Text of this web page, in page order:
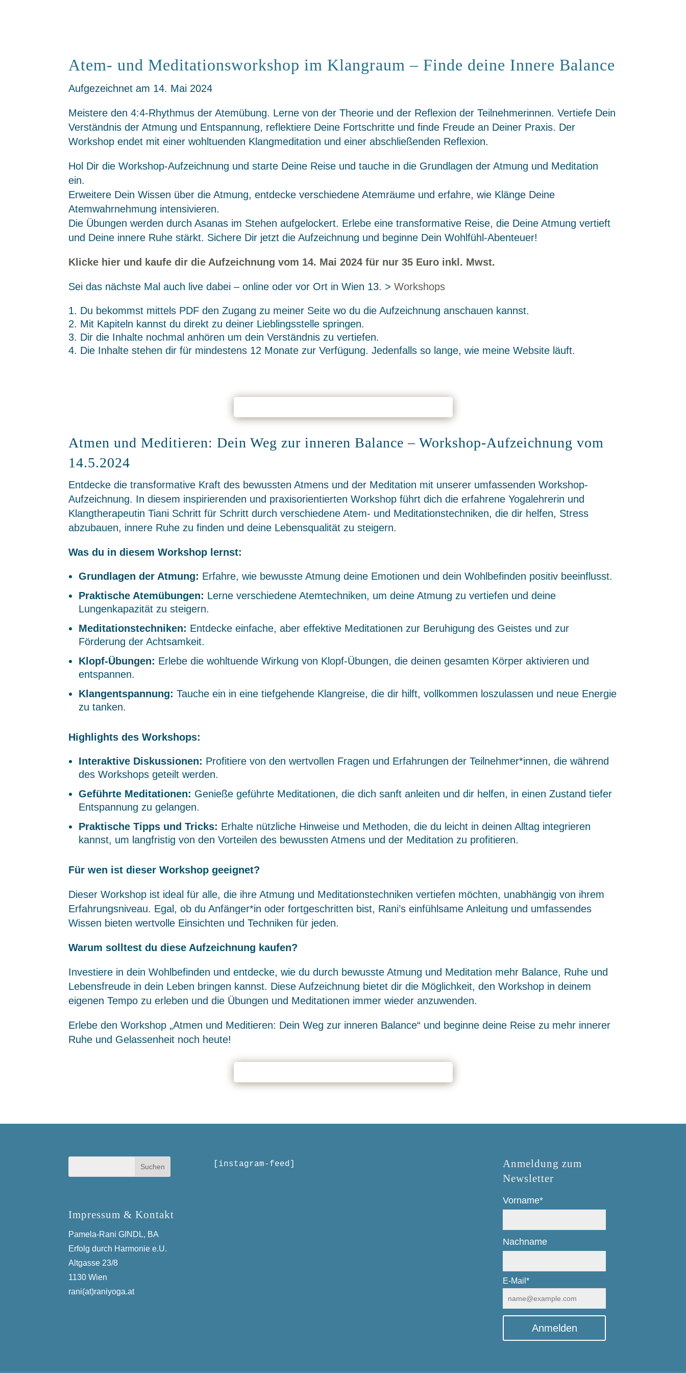
Atem- und Meditationsworkshop im Klangraum – Finde deine Innere Balance
Aufgezeichnet am 14. Mai 2024
Meistere den 4:4-Rhythmus der Atemübung. Lerne von der Theorie und der Reflexion der Teilnehmerinnen. Vertiefe Dein
Verständnis der Atmung und Entspannung, reflektiere Deine Fortschritte und finde Freude an Deiner Praxis. Der
Workshop endet mit einer wohltuenden Klangmeditation und einer abschließenden Reflexion.
Hol Dir die Workshop-Aufzeichnung und starte Deine Reise und tauche in die Grundlagen der Atmung und Meditation
ein.
Erweitere Dein Wissen über die Atmung, entdecke verschiedene Atemräume und erfahre, wie Klänge Deine
Atemwahrnehmung intensivieren.
Die Übungen werden durch Asanas im Stehen aufgelockert. Erlebe eine transformative Reise, die Deine Atmung vertieft
und Deine innere Ruhe stärkt. Sichere Dir jetzt die Aufzeichnung und beginne Dein Wohlfühl-Abenteuer!
Klicke hier und kaufe dir die Aufzeichnung vom 14. Mai 2024 für nur 35 Euro inkl. Mwst.
Sei das nächste Mal auch live dabei – online oder vor Ort in Wien 13. >Workshops
Du bekommst mittels PDF den Zugang zu meiner Seite wo du die Aufzeichnung anschauen kannst.
Mit Kapiteln kannst du direkt zu deiner Lieblingsstelle springen.
Dir die Inhalte nochmal anhören um dein Verständnis zu vertiefen.
Die Inhalte stehen dir für mindestens 12 Monate zur Verfügung. Jedenfalls so lange, wie meine Website läuft.
Atmen und Meditieren: Dein Weg zur inneren Balance – Workshop-Aufzeichnung vom
14.5.2024
Entdecke die transformative Kraft des bewussten Atmens und der Meditation mit unserer umfassenden Workshop-
Aufzeichnung. In diesem inspirierenden und praxisorientierten Workshop führt dich die erfahrene Yogalehrerin und
Klangtherapeutin Tiani Schritt für Schritt durch verschiedene Atem- und Meditationstechniken, die dir helfen, Stress
abzubauen, innere Ruhe zu finden und deine Lebensqualität zu steigern.
Was du in diesem Workshop lernst:
Grundlagen der Atmung: Erfahre, wie bewusste Atmung deine Emotionen und dein Wohlbefinden positiv beeinflusst.
Praktische Atemübungen: Lerne verschiedene Atemtechniken, um deine Atmung zu vertiefen und deine
Lungenkapazität zu steigern.
Meditationstechniken: Entdecke einfache, aber effektive Meditationen zur Beruhigung des Geistes und zur
Förderung der Achtsamkeit.
Klopf-Übungen: Erlebe die wohltuende Wirkung von Klopf-Übungen, die deinen gesamten Körper aktivieren und
entspannen.
Klangentspannung: Tauche ein in eine tiefgehende Klangreise, die dir hilft, vollkommen loszulassen und neue Energie
zu tanken.
Highlights des Workshops:
Interaktive Diskussionen: Profitiere von den wertvollen Fragen und Erfahrungen der Teilnehmer*innen, die während
des Workshops geteilt werden.
Geführte Meditationen: Genieße geführte Meditationen, die dich sanft anleiten und dir helfen, in einen Zustand tiefer
Entspannung zu gelangen.
Praktische Tipps und Tricks: Erhalte nützliche Hinweise und Methoden, die du leicht in deinen Alltag integrieren
kannst, um langfristig von den Vorteilen des bewussten Atmens und der Meditation zu profitieren.
Für wen ist dieser Workshop geeignet?
Dieser Workshop ist ideal für alle, die ihre Atmung und Meditationstechniken vertiefen möchten, unabhängig von ihrem
Erfahrungsniveau. Egal, ob du Anfänger*in oder fortgeschritten bist, Rani’s einfühlsame Anleitung und umfassendes
Wissen bieten wertvolle Einsichten und Techniken für jeden.
Warum solltest du diese Aufzeichnung kaufen?
Investiere in dein Wohlbefinden und entdecke, wie du durch bewusste Atmung und Meditation mehr Balance, Ruhe und
Lebensfreude in dein Leben bringen kannst. Diese Aufzeichnung bietet dir die Möglichkeit, den Workshop in deinem
eigenen Tempo zu erleben und die Übungen und Meditationen immer wieder anzuwenden.
Erlebe den Workshop „Atmen und Meditieren: Dein Weg zur inneren Balance“ und beginne deine Reise zu mehr innerer
Ruhe und Gelassenheit noch heute!
Impressum & Kontakt
Pamela-Rani GINDL, BA
Erfolg durch Harmonie e.U.
Altgasse 23/8
1130 Wien
rani(at)raniyoga.at
[instagram-feed]
Anmeldung zum
Newsletter
Vorname*
Nachname
E-Mail*
Anmelden